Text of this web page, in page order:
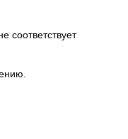
соответствует